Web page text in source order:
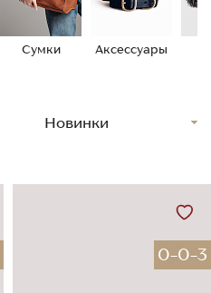
Сумки Аксессуары
0-0-3